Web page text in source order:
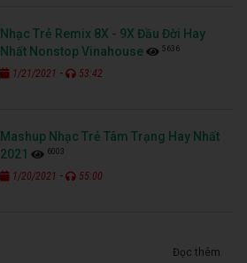
Nhạc Trẻ Remix 8X - 9X Đầu Đời Hay
Nhất Nonstop Vinahouse
5636
1/21/2021 - 53:42
Mashup Nhạc Trẻ Tâm Trạng Hay Nhất
2021
6003
1/20/2021 - 55:00
Đọc thêm